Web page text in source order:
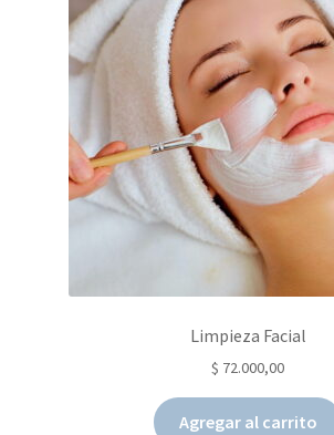
Limpieza Facial
$ 72.000,00
Agregar al carrito